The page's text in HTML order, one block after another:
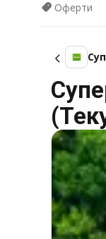
Оферти